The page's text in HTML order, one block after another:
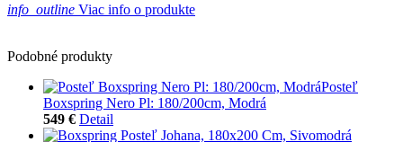
info_outline Viac info o produkte
Podobné produkty
Posteľ
Boxspring Nero Pl: 180/200cm, Modrá
549 € Detail